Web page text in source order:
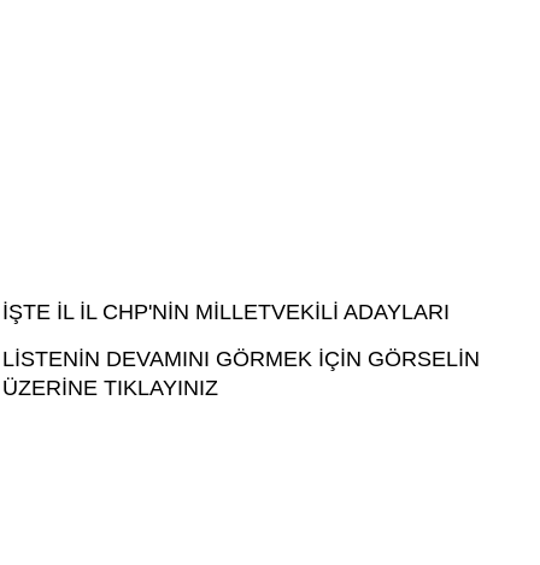
İŞTE İL İL CHP'NİN MİLLETVEKİLİ ADAYLARI
LİSTENİN DEVAMINI GÖRMEK İÇİN GÖRSELİN
ÜZERİNE TIKLAYINIZ